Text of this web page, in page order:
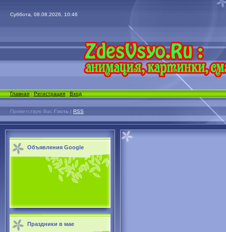
Суббота, 08.08.2026, 10:46
Главная|Регистрация|Вход
Приветствую Вас Гость | RSS
Объявления Google
Праздники в мае